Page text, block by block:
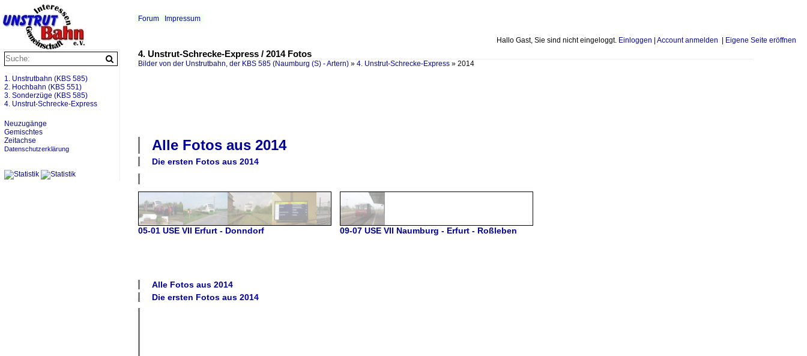
Hallo Gast, Sie sind nicht eingeloggt. Einloggen Account anmelden Eigene Seite eröffnen
Forum Impressum
4. Unstrut-Schrecke-Express / 2014 Fotos
Bilder von der Unstrutbahn, der KBS 585 (Naumburg (S) - Artern) » 4. Unstrut-Schrecke-Express » 2014
Alle Fotos aus 2014
Die ersten Fotos aus 2014
05-01 USE VII Erfurt - Donndorf 09-07 USE VII Naumburg - Erfurt - Roßleben
Alle Fotos aus 2014
Die ersten Fotos aus 2014
1. Unstrutbahn (KBS 585)
2. Hochbahn (KBS 551)
3. Sonderzüge (KBS 585)
4. Unstrut-Schrecke-Express
Neuzugänge
Gemischtes
Zeitachse
Datenschutzerklärung